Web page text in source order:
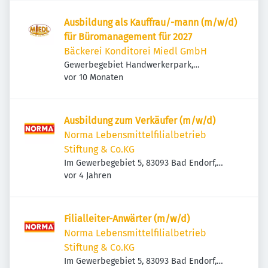
Ausbildung als Kauffrau/-mann (m/w/d)
für Büromanagement für 2027
Bäckerei Konditorei Miedl GmbH
Gewerbegebiet Handwerkerpark,
Handwerkerpark 1, 83093 Bad Endorf,
Veröffentlicht:
vor 10 Monaten
Ausbildung zum Verkäufer (m/w/d)
Norma Lebensmittelfilialbetrieb
Stiftung & Co.KG
Im Gewerbegebiet 5, 83093 Bad Endorf,
Deutschland
Veröffentlicht
vor 4 Jahren
Filialleiter-Anwärter (m/w/d)
Norma Lebensmittelfilialbetrieb
Stiftung & Co.KG
Im Gewerbegebiet 5, 83093 Bad Endorf,